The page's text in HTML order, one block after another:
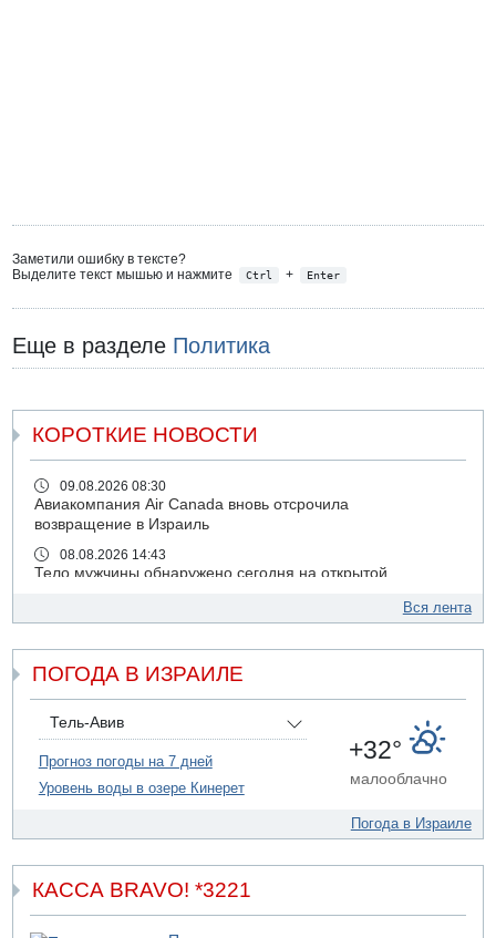
Заметили ошибку в тексте?
Выделите текст мышью и нажмите
Ctrl + Enter
Еще в разделе Политика
КОРОТКИЕ НОВОСТИ
09.08.2026 08:30
Авиакомпания Air Canada вновь отсрочила
возвращение в Израиль
08.08.2026 14:43
Тело мужчины обнаружено сегодня на открытой
08.08.2026 11:02
07.08.2026 20:41
Ynet: "Хизбалла" запустила БПЛА со взрывчаткой по
силам ЦАХАЛ
ДТП в Ашдоде: тяжело ранены двое маленьких детей
Иерусалиме
Вся лента
ПОГОДА В ИЗРАИЛЕ
Тель-Авив
Прогноз погоды на 7 дней
Уровень воды в озере Кинерет
+32°
малооблачно
Погода в Израиле
КАССА BRAVO! *3221